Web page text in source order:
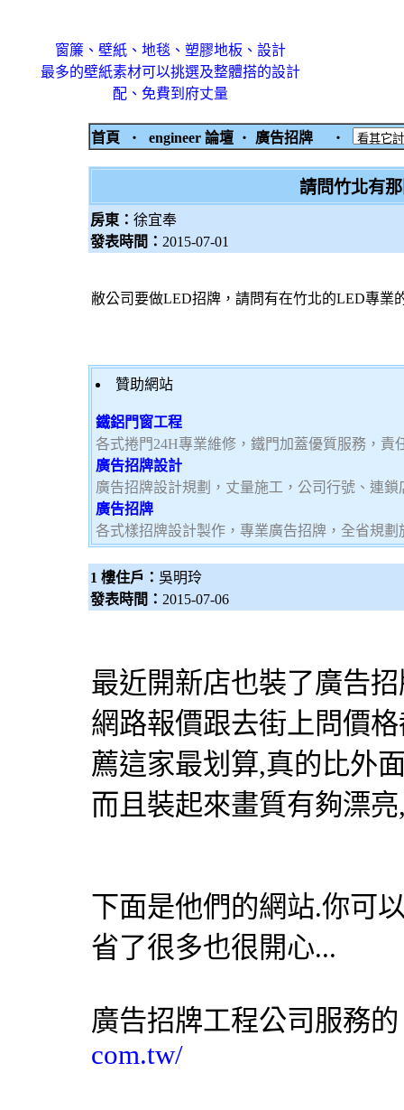
窗簾、壁紙、地毯、塑膠地板、設計
最多的壁紙素材可以挑選及整體搭的設計
配、免費到府丈量
首頁 ‧ engineer 論壇 ‧ 廣告招牌 ‧
請問竹北有
房東： 徐宜奉
發表時間： 2015-07-01
敝公司要做LED招牌，請問有在竹北的LED專業
贊助網站
鐵鋁門窗工程
各式捲門24H專業維修，鐵門加蓋優質服務，責
廣告招牌設計
廣告招牌設計規劃，丈量施工，公司行號、連
廣告招牌
各式樣招牌設計製作，專業廣告招牌，全省規
1 樓住戶： 吳明玲
發表時間： 2015-07-06
最近開新店也裝了廣告
網路報價跟去街上問價
薦這家最划算,真的比外
而且裝起來畫質有夠漂
下面是他們的網站.你可
省了很多也很開心...
廣告招牌工程公司服務
com.tw/